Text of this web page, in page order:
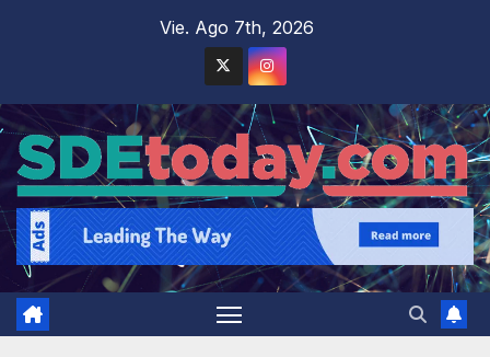
Vie. Ago 7th, 2026